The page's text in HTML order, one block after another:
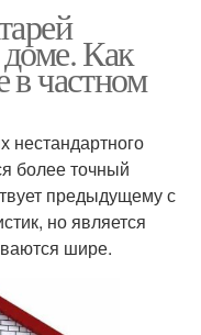
Как
в частном
нестандартного
более точный
предыдущему с
но является
шире.